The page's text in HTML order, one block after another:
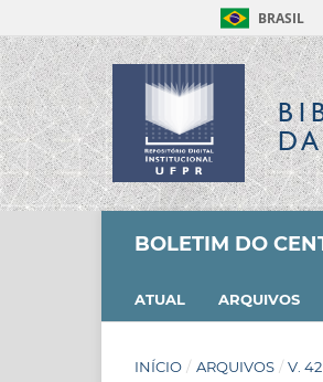
BRASIL
BOLETIM DO
ATUAL ARQUIVOS
INÍCIO / ARQUIVOS / V.